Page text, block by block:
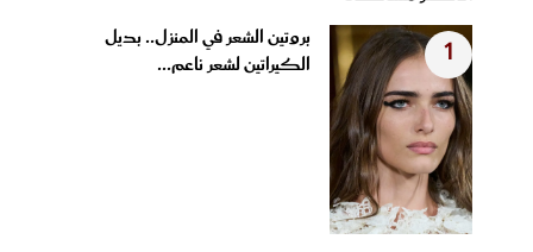
1
بروتين الشعر في المنزل.. بديل
الكيراتين لشعر ناعم...